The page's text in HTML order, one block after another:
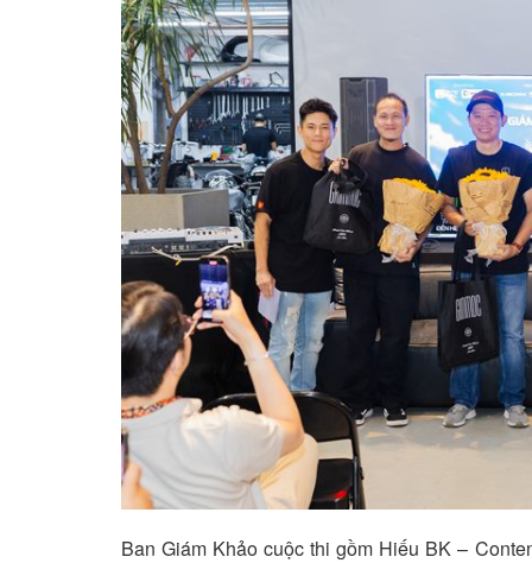
Ban Giám Khảo cuộc thi gồm Hiếu BK –